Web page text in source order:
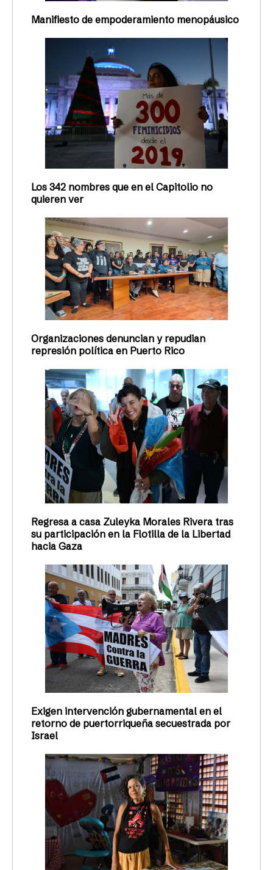
Manifiesto de empoderamiento menopáusico
Los 342 nombres que en el Capitolio no
quieren ver
Organizaciones denuncian y repudian
represión política en Puerto Rico
Regresa a casa Zuleyka Morales Rivera tras
su participación en la Flotilla de la Libertad
hacia Gaza
Exigen intervención gubernamental en el
retorno de puertorriqueña secuestrada por
Israel